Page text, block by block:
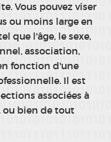
Vous pouvez viser
ou moins large en
que l'âge, le sexe,
association,
fonction d'une
Il est
associées à
ou bien de tout